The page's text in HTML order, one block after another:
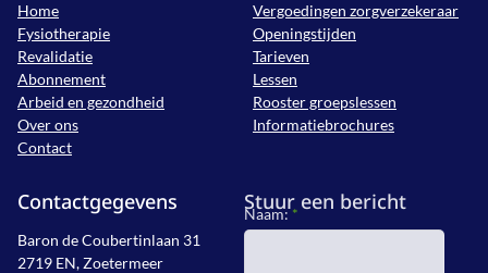
Home
Fysiotherapie
Revalidatie
Abonnement
Arbeid en gezondheid
Over ons
Contact
Vergoedingen zorgverzekeraar
Openingstijden
Tarieven
Lessen
Rooster groepslessen
Informatiebrochures
Contactgegevens
Baron de Coubertinlaan 31
2719 EN, Zoetermeer
Stuur een bericht
Naam: *